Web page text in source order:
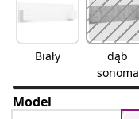
Biały
dąb
sonoma
Model